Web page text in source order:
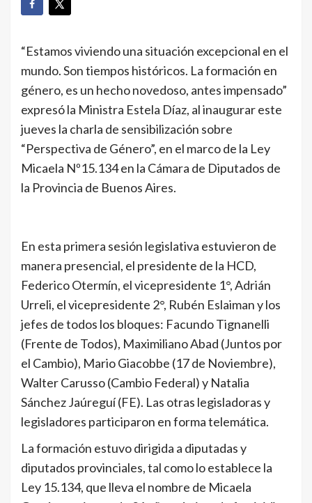
“Estamos viviendo una situación excepcional en el
mundo. Son tiempos históricos. La formación en
género, es un hecho novedoso, antes impensado”
expresó la Ministra Estela Díaz, al inaugurar este
jueves la charla de sensibilización sobre
“Perspectiva de Género”, en el marco de la Ley
Micaela Nº15.134 en la Cámara de Diputados de
la Provincia de Buenos Aires.
En esta primera sesión legislativa estuvieron de
manera presencial, el presidente de la HCD,
Federico Otermín, el vicepresidente 1°, Adrián
Urreli, el vicepresidente 2°, Rubén Eslaiman y los
jefes de todos los bloques: Facundo Tignanelli
(Frente de Todos), Maximiliano Abad (Juntos por
el Cambio), Mario Giacobbe (17 de Noviembre),
Walter Carusso (Cambio Federal) y Natalia
Sánchez Jaúreguí (FE). Las otras legisladoras y
legisladores participaron en forma telemática.
La formación estuvo dirigida a diputadas y
diputados provinciales, tal como lo establece la
Ley 15.134, que lleva el nombre de Micaela